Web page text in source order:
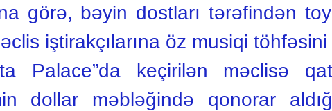
görə, bəyin dostları tərəfindən
iştirakçılarına öz musiqi
Palace”da keçirilən məclisə
dollar məbləğində qonorar